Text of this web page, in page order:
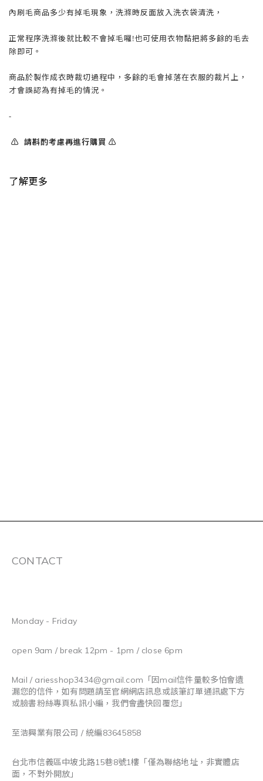
內刷毛商品多少有掉毛現象，洗滌時反面放入洗衣袋清洗，
正常程序洗滌後就比較不會掉毛囉!也可使用衣物黏把將多餘的毛去
除即可。
商品於製作成衣時裁切過程中，多餘的毛會掉落在衣服的裁片上，
才會誤認為有掉毛的情況。
-
⚠️ 請斟酌考慮再進行購買 ⚠️
了解更多
CONTACT
Monday - Friday
open 9am / break 12pm - 1pm / close 6pm
Mail / ariesshop3434@gmail.com 「因mail信件量較多怕會遺
漏您的信件，如有問題請至官網網店訊息或該筆訂單通訊處下方
或臉書粉絲專頁私訊小編，我們會盡快回覆您」
至浩興業有限公司 / 統編83645858
台北市信義區中坡北路15巷8號1樓「僅為聯絡地址，非實體店
面，不對外開放」